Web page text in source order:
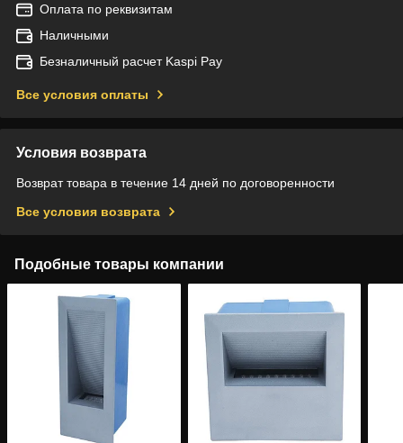
Оплата по реквизитам
Наличными
Безналичный расчет Kaspi Pay
Все условия оплаты
Условия возврата
Возврат товара в течение 14 дней по договоренности
Все условия возврата
Подобные товары компании